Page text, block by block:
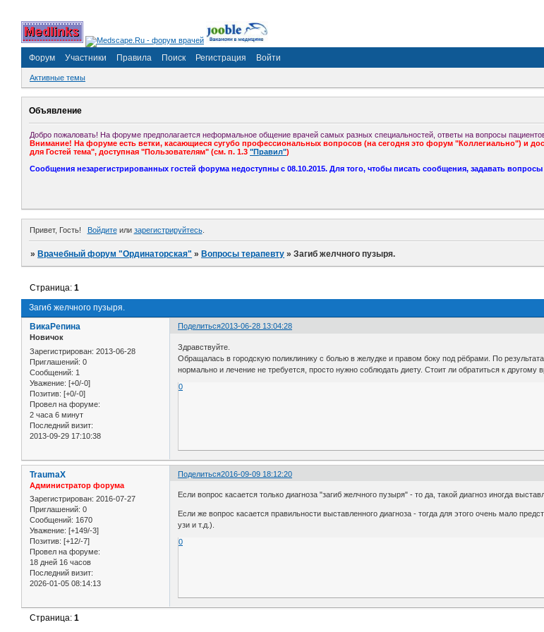
Форум Участники Правила Поиск Регистрация Войти
Активные темы
Объявление
Добро пожаловать! На форуме предполагается неформальное общение врачей самых разных специальностей, ответы на вопросы
Внимание! На форуме есть ветки, касающиеся сугубо профессиональных вопросов (на сегодня это форум "Коллегиально") и
для Гостей тема", доступная "Пользователям" (см. п. 1.3 "Правил")
Сообщения незарегистрированных гостей форума недоступны с 08.10.2015. Для того, чтобы писать сообщения, задавать
Привет, Гость! Войдитеили зарегистрируйтесь.
» Врачебный форум "Ординаторская" » Вопросы терапевту »Загиб желчного пузыря.
Загиб желчного пузыря.
Страница:1
Поделиться2013-06-28 13:04:28
ВикаРепина
Новичок
Зарегистрирован: 2013-06-28
Приглашений: 0
Сообщений: 1
Уважение: [+0/-0]
Позитив: [+0/-0]
Провел на форуме:
2 часа 6 минут
Последний визит:
2013-09-29 17:10:38
Здравствуйте.
Обращалась в городскую поликлинику с болью в желудке и правом боку под рёбрами. По
нормально и лечение не требуется, просто нужно соблюдать диету. Стоит ли обратиться к другому
0
Поделиться2016-09-09 18:12:20
TraumaX
Администратор форума
Зарегистрирован: 2016-07-27
Приглашений: 0
Сообщений: 1670
Уважение: [+149/-3]
Позитив: [+12/-7]
Провел на форуме:
18 дней 16 часов
Последний визит:
2026-01-05 08:14:13
Если вопрос касается только диагноза "загиб желчного пузыря" - то да, такой диагноз иногда
Если же вопрос касается правильности выставленного диагноза - тогда для этого очень мало
узи и т.д.).
0
Страница:1